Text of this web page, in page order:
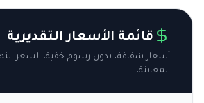
قائمة الأسعار التقديرية
أسعار شفافة، بدون رسوم خفية. السعر
المعاينة.